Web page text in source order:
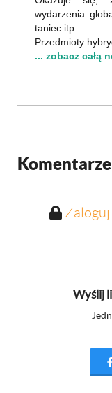
wydarzenia
taniec itp.
Przedmioty
... zobacz całą
Zaloguj
Wyślij